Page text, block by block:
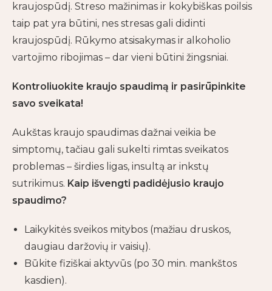
kraujospūdį. Streso mažinimas ir kokybiškas poilsis
taip pat yra būtini, nes stresas gali didinti
kraujospūdį. Rūkymo atsisakymas ir alkoholio
vartojimo ribojimas – dar vieni būtini žingsniai.
Kontroliuokite kraujo spaudimą ir pasirūpinkite
savo sveikata!
Aukštas kraujo spaudimas dažnai veikia be
simptomų, tačiau gali sukelti rimtas sveikatos
problemas – širdies ligas, insultą ar inkstų
sutrikimus. Kaip išvengti padidėjusio kraujo
spaudimo?
Laikykitės sveikos mitybos (mažiau druskos,
daugiau daržovių ir vaisių).
Būkite fiziškai aktyvūs (po 30 min. mankštos
kasdien).